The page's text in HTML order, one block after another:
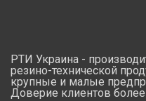
РТИ Украина -
резино-технической
крупные и малые
Доверие клиентов более